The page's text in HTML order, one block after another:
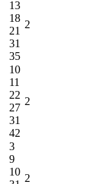
13
18
21
31
35
2
10
11
22
27
31
42
2
3
9
10
2